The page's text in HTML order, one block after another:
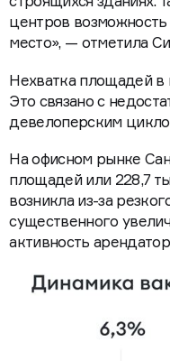
центров возможность
место», — отметила
Нехватка площадей в
Это связано с
девелоперским
На офисном рынке
площадей или 228,7
возникла из-за
существенного
активность